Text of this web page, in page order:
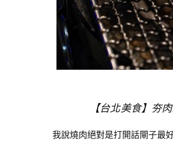
【台北美食】夯
我說燒肉絕對是打開話閘子最